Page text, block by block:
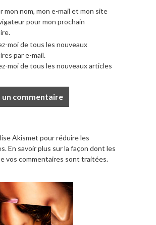
mon nom, mon e-mail et mon site
pour mon prochain
moi de tous les nouveaux
par e-mail.
moi de tous les nouveaux articles
Akismet pour réduire les
En savoir plus sur la façon dont les
vos commentaires sont traitées.